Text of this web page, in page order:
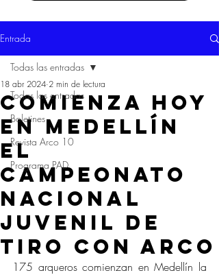
Entrada
Todas las entradas
Boletines
Revista Arco 10
Programa PAD
Todas las entradas
COMIENZA HOY
EN MEDELLÍN
EL
CAMPEONATO
NACIONAL
JUVENIL DE
TIRO CON ARCO
18 abr 2024 2 min de lectura
175 arqueros comienzan en Medellín la